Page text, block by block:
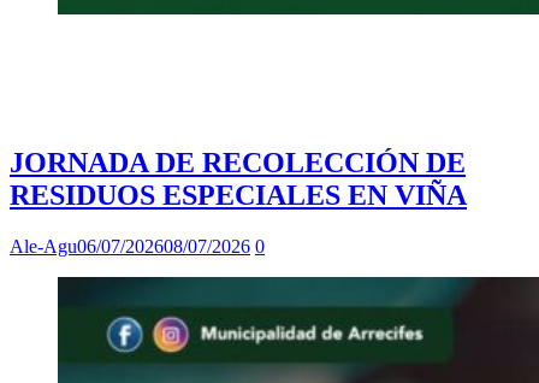
JORNADA DE RECOLECCIÓN DE
RESIDUOS ESPECIALES EN VIÑA
Ale-Agu06/07/202608/07/2026 0